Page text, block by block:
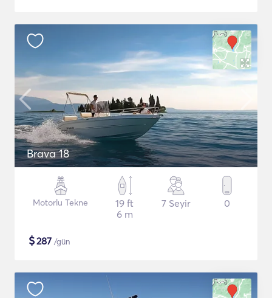
Brava 18
Motorlu Tekne
19 ft
6 m
7 Seyir 0
$287 /gün